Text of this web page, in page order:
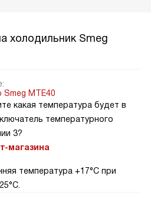
холодильник Smeg
Smeg MTE40
какая температура будет в
температурного
3?
магазина
температура +17°C при